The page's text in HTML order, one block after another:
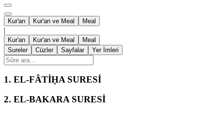
Kur'an Kur'an ve Meal Meal
|
Kur'an Kur'an ve Meal
Meal
Sureler
Cüzler Sayfalar Yer İmleri
1. EL-FÂTİḤA SURESİ
2. EL-BAKARA SURESİ